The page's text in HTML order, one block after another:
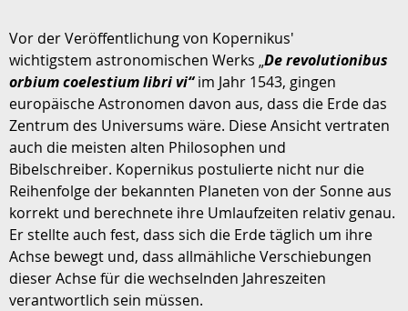
Vor der Veröffentlichung von Kopernikus'
wichtigstem astronomischen Werks „De revolutionibus
orbium coelestium libri vi“im Jahr 1543, gingen
europäische Astronomen davon aus, dass die Erde das
Zentrum des Universums wäre. Diese Ansicht vertraten
auch die meisten alten Philosophen und
Bibelschreiber. Kopernikus postulierte nicht nur die
Reihenfolge der bekannten Planeten von der Sonne aus
korrekt und berechnete ihre Umlaufzeiten relativ genau.
Er stellte auch fest, dass sich die Erde täglich um ihre
Achse bewegt und, dass allmähliche Verschiebungen
dieser Achse für die wechselnden Jahreszeiten
verantwortlich sein müssen.